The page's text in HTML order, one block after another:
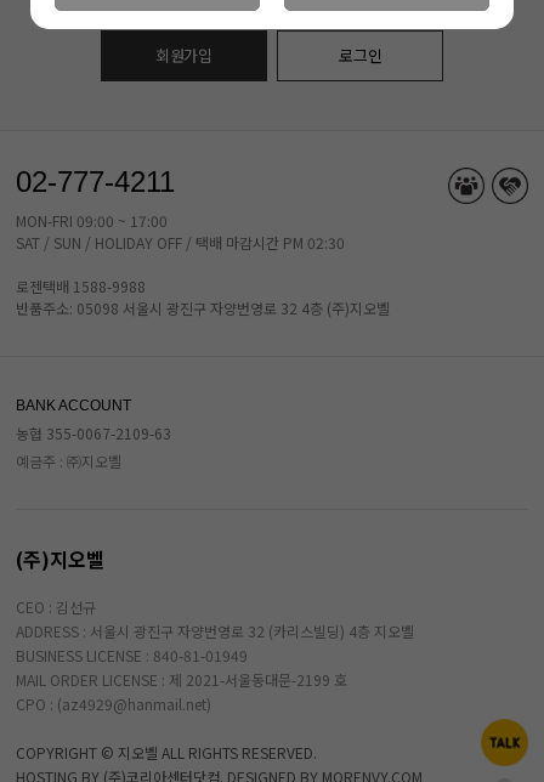
회원가입 로그인
02-777-4211
MON-FRI 09:00 ~ 17:00
SAT / SUN / HOLIDAY OFF / 택배 마감시간 PM 02:30
로젠택배 1588-9988
반품주소: 05098 서울시 광진구 자양번영로 32 4층 (주)지오벨
BANK ACCOUNT
농협 355-0067-2109-63
예금주 : ㈜지오벨
(주)지오벨
CEO : 김선규
ADDRESS : 서울시 광진구 자양번영로 32 (카리스빌딩) 4층 지오벨
BUSINESS LICENSE : 840-81-01949
MAIL ORDER LICENSE : 제 2021-서울동대문-2199 호
CPO : (az4929@hanmail.net)
COPYRIGHT © 지오벨 ALL RIGHTS RESERVED.
HOSTING BY (주)코리아센터닷컴. DESIGNED BY MORENVY.COM